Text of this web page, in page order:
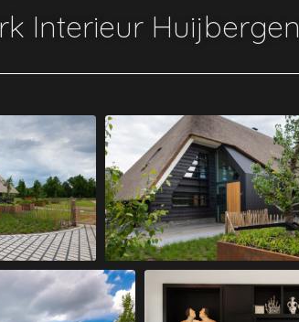
Interieur Huijbergen